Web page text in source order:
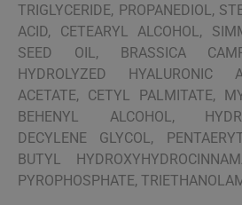
TRIGLYCERIDE, PROPANEDIOL,
ACID, CETEARYL ALCOHOL,
SEED OIL, BRASSICA
HYDROLYZED HYALURONIC
ACETATE, CETYL PALMITATE,
BEHENYL ALCOHOL,
DECYLENE GLYCOL,
BUTYL
PYROPHOSPHATE,